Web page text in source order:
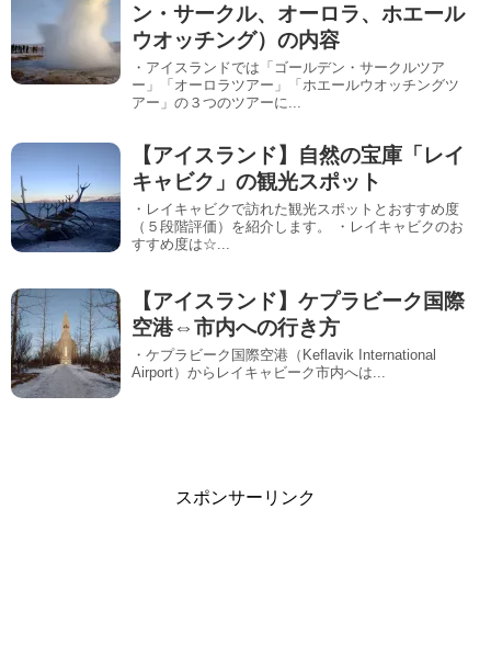
ン・サークル、オーロラ、ホエール
ウオッチング）の内容
・アイスランドでは「ゴールデン・サークルツア
ー」「オーロラツアー」「ホエールウオッチングツ
アー」の３つのツアーに...
【アイスランド】自然の宝庫「レイ
キャビク」の観光スポット
・レイキャビクで訪れた観光スポットとおすすめ度
（５段階評価）を紹介します。 ・レイキャビクのお
すすめ度は☆...
【アイスランド】ケプラビーク国際
空港⇔市内への行き方
・ケプラビーク国際空港（Keflavik International
Airport）からレイキャビーク市内へは...
スポンサーリンク